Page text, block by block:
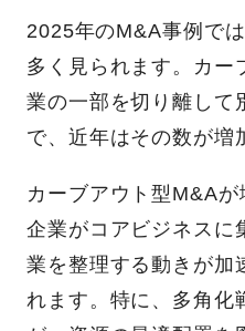
2025年のM&A事例で
多く見られます。カー
業の一部を切り離して
で、近年はその数が増
カーブアウト型M&Aが
企業がコアビジネスに
業を整理する動きが加
れます。特に、多角化